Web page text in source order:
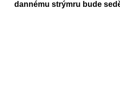
dannému strýmru bude